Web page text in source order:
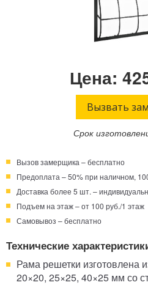
Заказать
+7 (495) 003-40-74
Цена:
Вызвать
Срок
Вызов замерщика – бесплатно
Предоплата – 50% при наличном,
Доставка более 5 шт. –
Подъем на этаж – от 100 руб./1 этаж
Самовывоз – бесплатно
Технические
Рама решетки изготовлена
20×20, 25×25, 40×25 мм со